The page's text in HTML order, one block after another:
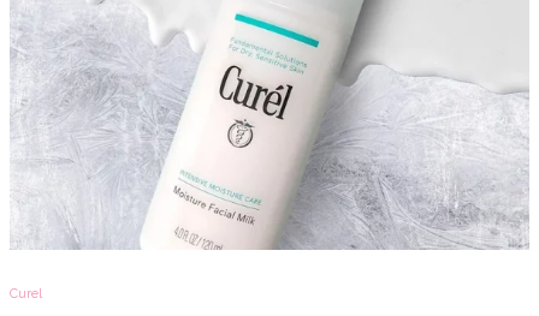
Curel